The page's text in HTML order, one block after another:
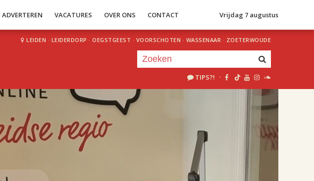
ADVERTEREN VACATURES OVER ONS CONTACT Vrijdag 7 augustus
LEIDEN · LEIDERDORP · OEGSTGEEST · VOORSCHOTEN · WASSENAAR · ZOETERWOUDE
TIPS?! ·
uur 1 van 2
Volgend uur